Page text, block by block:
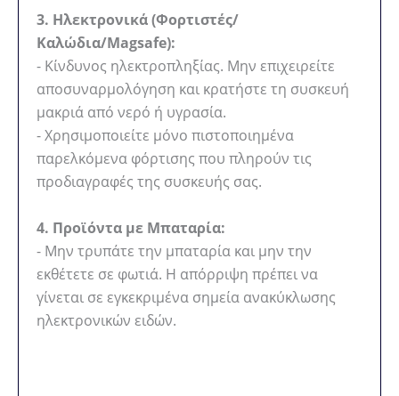
3. Ηλεκτρονικά (Φορτιστές/
Καλώδια/Magsafe):
- Κίνδυνος ηλεκτροπληξίας. Μην επιχειρείτε
αποσυναρμολόγηση και κρατήστε τη συσκευή
μακριά από νερό ή υγρασία.
- Χρησιμοποιείτε μόνο πιστοποιημένα
παρελκόμενα φόρτισης που πληρούν τις
προδιαγραφές της συσκευής σας.
4. Προϊόντα με Μπαταρία:
- Μην τρυπάτε την μπαταρία και μην την
εκθέτετε σε φωτιά. Η απόρριψη πρέπει να
γίνεται σε εγκεκριμένα σημεία ανακύκλωσης
ηλεκτρονικών ειδών.